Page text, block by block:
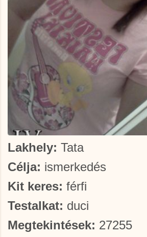
Lakhely: Tata
Célja: ismerkedés
Kit keres: férfi
Testalkat: duci
Megtekintések: 27255